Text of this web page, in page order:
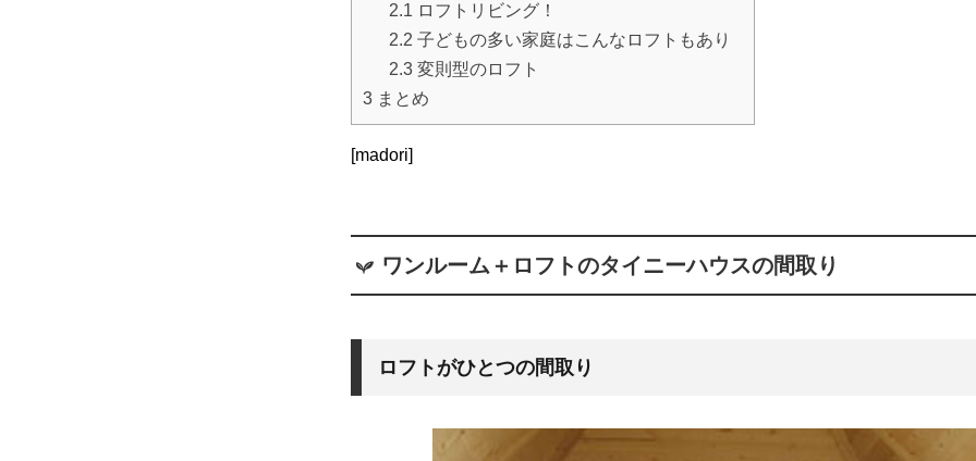
2.1 ロフトリビング！
2.2 子どもの多い家庭はこんなロフトもあり
2.3 変則型のロフト
3 まとめ
[madori]
ワンルーム＋ロフトのタイニーハウスの間取り
ロフトがひとつの間取り